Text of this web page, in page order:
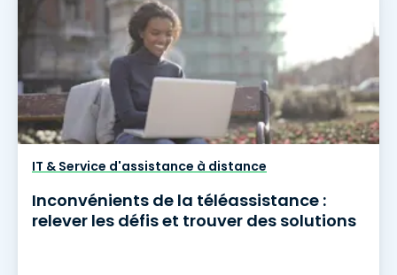
IT & Service d'assistance à distance
Inconvénients de la téléassistance :
relever les défis et trouver des solutions